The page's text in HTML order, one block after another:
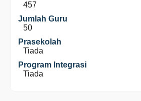
457
Jumlah Guru
50
Prasekolah
Tiada
Program Integrasi
Tiada